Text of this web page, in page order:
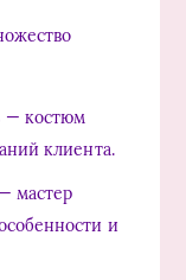
— костюм
клиента.
мастер
и